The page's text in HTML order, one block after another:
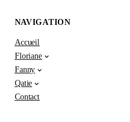
NAVIGATION
Accueil
Floriane
Fanny
Qatie
Contact